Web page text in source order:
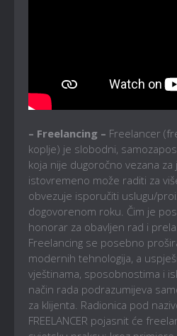
– Freelancing – Freelancer
koplje) je slobodni,
koja nije dugoročno vezana
istovremeno može raditi za
obvezuje isporučiti uslugu/
dogovorenom roku. Čim je
honorar za obavljen rad i
Freelancing se posebno
modernih tehnologija, a
vještinama, sposobnostima i
način rada podrazumijeva
za klijenta. Radionica pod
FREELANCER pojasnit će